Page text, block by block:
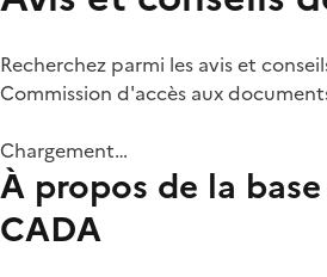
Recherchez parmi les avis et
Commission d'accès aux
Chargement…
À propos de la
CADA